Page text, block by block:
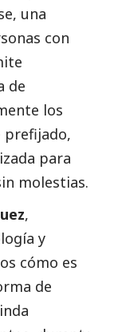
una
con
de
los
prefijado,
para
molestias.
,
y
cómo es
de